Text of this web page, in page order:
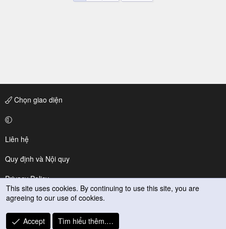
Chọn giao diện
Liên hệ
Quy định và Nội quy
Privacy Policy
Trợ giúp
R
This site uses cookies. By continuing to use this site, you are
agreeing to our use of cookies.
Accept Tìm hiểu thêm.…